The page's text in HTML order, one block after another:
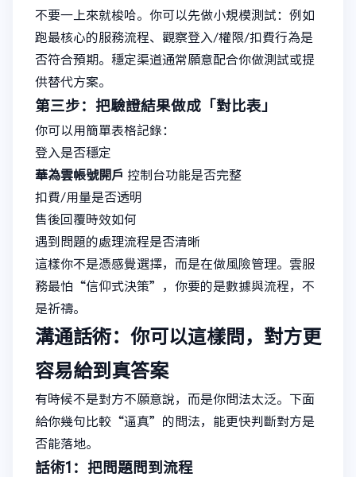
不要一上來就梭哈。你可以先做小規模測試：例如
跑最核心的服務流程、觀察登入/權限/扣費行為是
否符合預期。穩定渠道通常願意配合你做測試或提
供替代方案。
第三步：把驗證結果做成「對比表」
你可以用簡單表格記錄：
登入是否穩定
華為雲帳號開戶 控制台功能是否完整
扣費/用量是否透明
售後回覆時效如何
遇到問題的處理流程是否清晰
這樣你不是憑感覺選擇，而是在做風險管理。雲服
務最怕“信仰式決策”，你要的是數據與流程，不
是祈禱。
溝通話術：你可以這樣問，對方更
容易給到真答案
有時候不是對方不願意說，而是你問法太泛。下面
給你幾句比較“逼真”的問法，能更快判斷對方是
否能落地。
話術1：把問題問到流程